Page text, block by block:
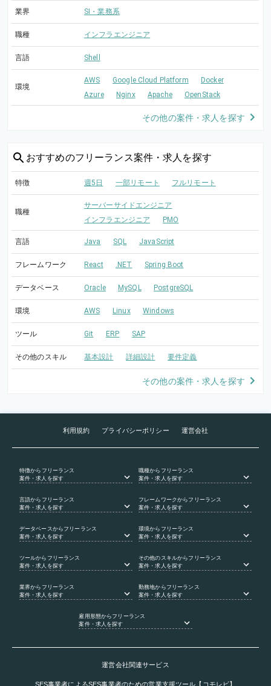
業界 SI・業務系
職種 インフラエンジニア
言語 Shell
環境
AWS Google Cloud Platform
Docker
Azure
Nginx Apache OpenStack
その他の案件・求人を探す
おすすめのフリーランス案件・求人を探す
特徴 週5日 一部リモート フルリモート
職種
サーバーサイドエンジニア
インフラエンジニア
PMO
言語 Java SQL JavaScript
フレームワーク React .NET Spring Boot
データベース Oracle MySQL PostgreSQL
環境 AWS Linux Windows
ツール Git ERP SAP
その他のスキル 基本設計 詳細設計 要件定義
その他の案件・求人を探す
利用規約 プライバシーポリシー 運営会社
特徴からフリーランス
案件・求人を探す
職種からフリーランス
案件・求人を探す
言語からフリーランス
案件・求人を探す
フレームワークからフリーランス
案件・求人を探す
データベース からフリーランス
案件・求人を探す
環境からフリーランス
案件・求人を探す
ツールからフリーランス
案件・求人を探す
その他のスキルからフリーランス
案件・求人を探す
業界からフリーランス
案件・求人を探す
勤務地からフリーランス
案件・求人を探す
雇用形態からフリーランス
案件・求人を探す
運営会社関連サービス
SES事業者によるSES事業者のための営業支援ツール【コモレビ】